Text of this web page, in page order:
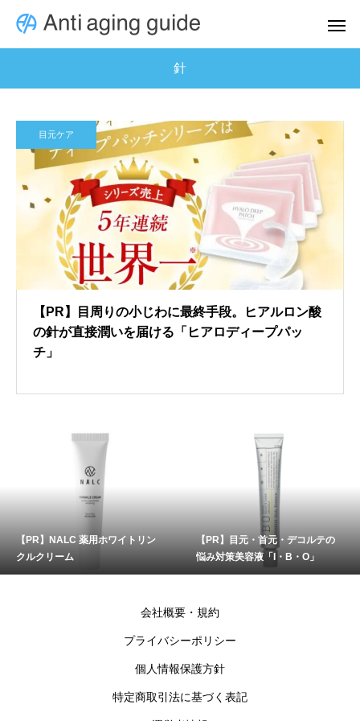
針
目元ケア
【PR】目周りの小じわに最終手段。ヒアルロン酸
の針が直接潤いを届ける「ヒアロディープパッ
チ」
【PR】NALC 薬用ホワイトリン
クルクリーム
【PR】目元・首元・デコルテの
悩み対策美容液「I・B・O」
会社概要・規約
プライバシーポリシー
個人情報保護方針
特定商取引法に基づく表記